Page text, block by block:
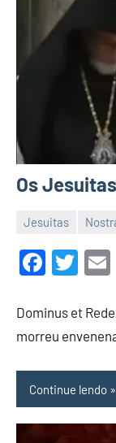
Os Jesuitas
Jesuitas
de
maio
2022
Dominus et
morreu
Continue lendo